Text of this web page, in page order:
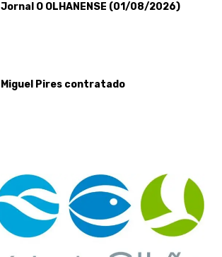
Jornal O OLHANENSE (01/08/2026)
Miguel Pires contratado